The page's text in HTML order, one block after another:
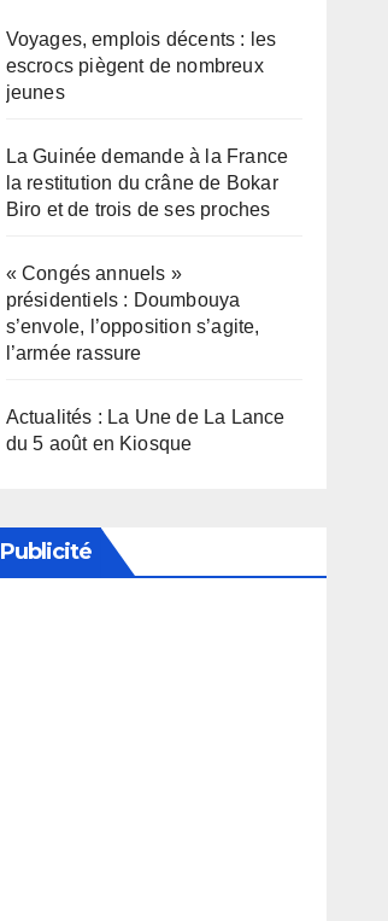
Voyages, emplois décents : les
escrocs piègent de nombreux
jeunes
La Guinée demande à la France
la restitution du crâne de Bokar
Biro et de trois de ses proches
« Congés annuels »
présidentiels : Doumbouya
s’envole, l’opposition s’agite,
l’armée rassure
Actualités : La Une de La Lance
du 5 août en Kiosque
Publicité